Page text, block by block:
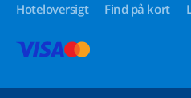
Hoteloversigt Find på kort